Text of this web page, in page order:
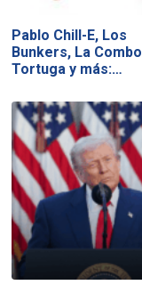
Pablo Chill-E, Los
Bunkers, La Combo
Tortuga y más:…